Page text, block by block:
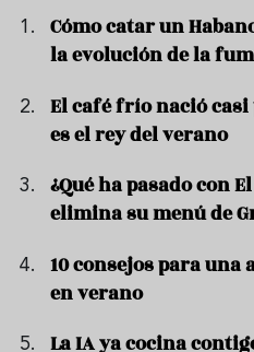
Cómo catar un
la evolución de la
El café frío nació
es el rey del verano
¿Qué ha pasado con
elimina su menú de
10 consejos para
en verano
La IA ya cocina